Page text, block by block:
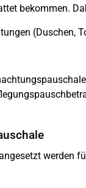
bekommen.
(Duschen,
werden